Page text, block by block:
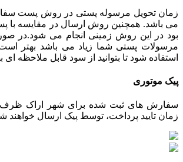
زمان تحویل مرسوله پستی در روش پست
می باشد. همچنین روش ارسال در مقایسه با
بود در این روش زمینی انجام می شود.در
مرسولات پستی شما زیاد می باشد بهتر
استفاده شود تا بتوانید از سود قابل ملاحظه ای
پیک موتوری
زمان تایید پرداخت، توسط پیک ارسال خواهند